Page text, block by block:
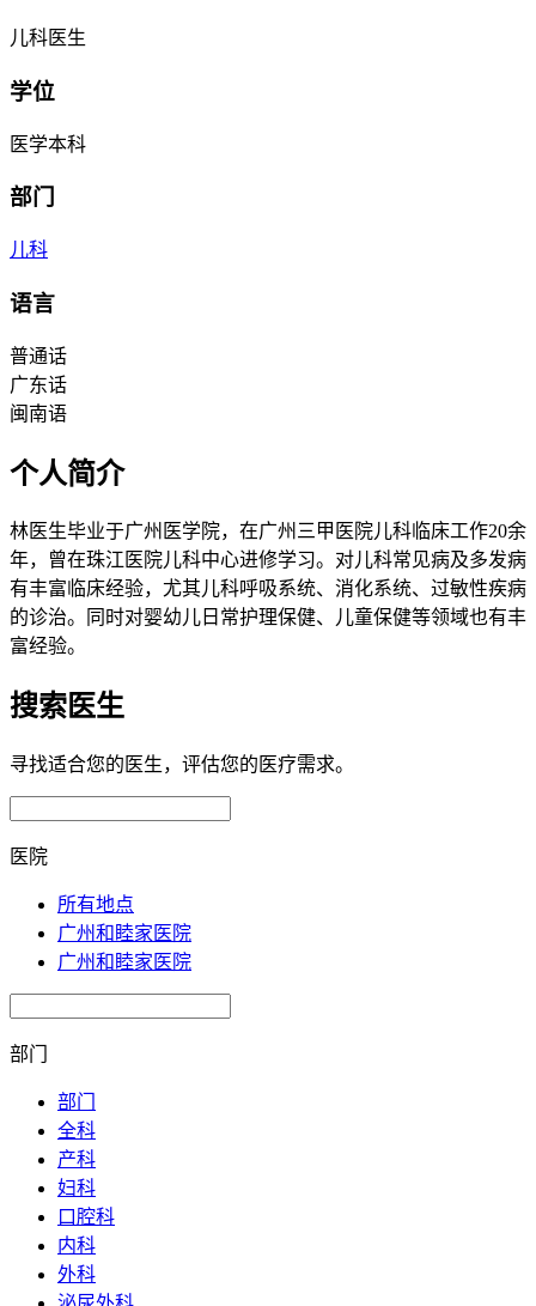
儿科医生
学位
医学本科
部门
儿科
语言
普通话
广东话
闽南语
个人简介
林医生毕业于广州医学院，在广州三甲医院儿科临床工作20余
年，曾在珠江医院儿科中心进修学习。对儿科常见病及多发病
有丰富临床经验，尤其儿科呼吸系统、消化系统、过敏性疾病
的诊治。同时对婴幼儿日常护理保健、儿童保健等领域也有丰
富经验。
搜索医生
寻找适合您的医生，评估您的医疗需求。
医院
所有地点
广州和睦家医院
广州和睦家医院
部门
部门
全科
产科
妇科
口腔科
内科
外科